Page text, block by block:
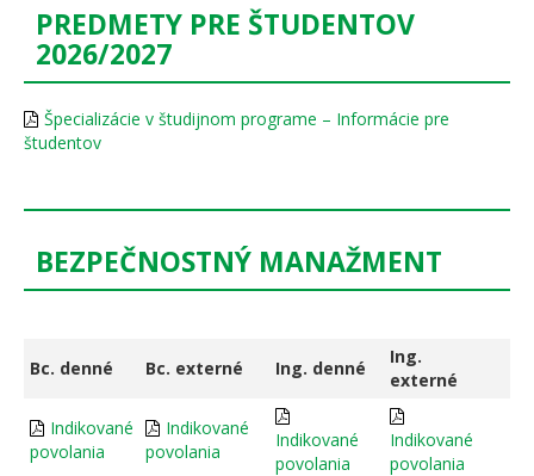
PREDMETY PRE ŠTUDENTOV
2026/2027
Špecializácie v študijnom programe – Informácie pre
študentov
BEZPEČNOSTNÝ MANAŽMENT
Bc. denné Bc. externé Ing. denné
Ing.
externé
Indikované
povolania
Indikované
povolania
Indikované
povolania
Indikované
povolania